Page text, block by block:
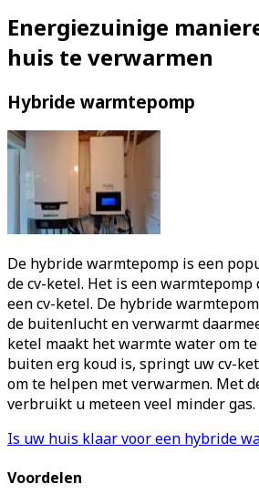
Energiezuinige
huis te verwarmen
Hybride warmtepomp
De hybride warmtepomp is een
de cv-ketel. Het is een
een cv-ketel. De hybride
de buitenlucht en verwarmt
ketel maakt het warmte water om
buiten erg koud is, springt uw cv-
om te helpen met verwarmen. Met
verbruikt u meteen veel minder gas.
Is uw huis klaar voor een hybride
Voordelen